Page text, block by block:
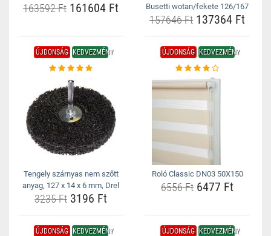
163592 Ft 161604 Ft
Busetti wotan/fekete 126/167
157646 Ft 137364 Ft
ÚJDONSÁG KEDVEZMÉNY
Tengely szárnyas nem szőtt
anyag, 127 x 14 x 6 mm, Drel
3235 Ft 3196 Ft
ÚJDONSÁG KEDVEZMÉNY
Roló Classic DN03 50X150
6556 Ft 6477 Ft
ÚJDONSÁG KEDVEZMÉNY ÚJDONSÁG KEDVEZMÉNY